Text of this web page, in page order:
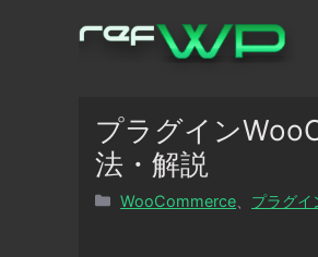
プラグイン
法・解説
カ
WooCommerce プラグイ